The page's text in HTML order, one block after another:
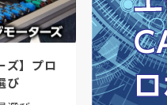
ズ】プロ
び